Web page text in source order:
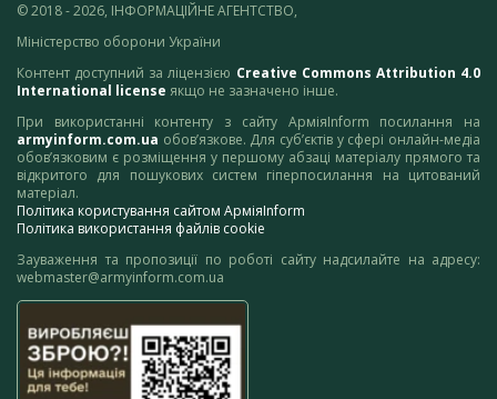
© 2018 - 2026, ІНФОРМАЦІЙНЕ АГЕНТСТВО,
Міністерство оборони України
Контент доступний за ліцензією Creative Commons Attribution 4.0
International license якщо не зазначено інше.
При використанні контенту з сайту АрміяInform посилання на
armyinform.com.ua обов’язкове. Для суб’єктів у сфері онлайн-медіа
обов’язковим є розміщення у першому абзаці матеріалу прямого та
відкритого для пошукових систем гіперпосилання на цитований
матеріал.
Політика користування сайтом АрміяInform
Політика використання файлів cookie
Зауваження та пропозиції по роботі сайту надсилайте на адресу:
webmaster@armyinform.com.ua